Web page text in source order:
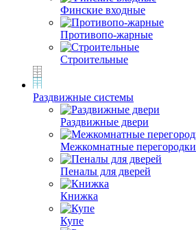
Финские входные
Противопо-жарные
Строительные
Раздвижные системы
Раздвижные двери
Межкомнатные перегородки
Пеналы для дверей
Книжка
Купе